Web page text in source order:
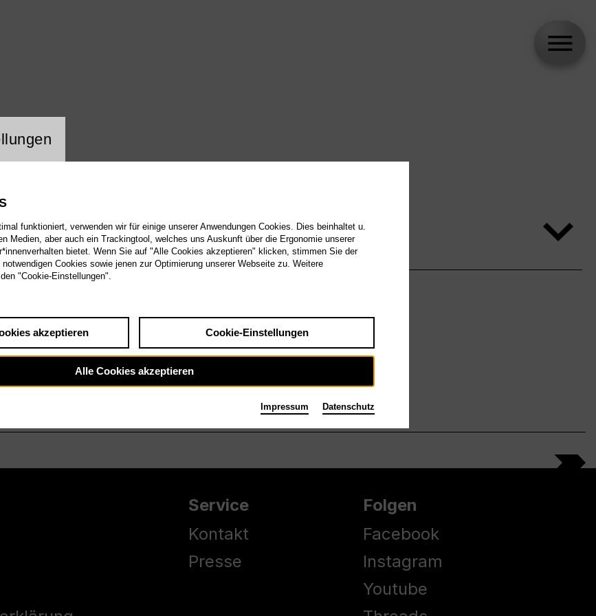
Service
Kontakt
Presse
Folgen
Facebook
Instagram
Youtube
Cookie
funktioniert, verwenden wir für einige unserer Anwendungen Cookies. Dies beinhaltet u.
Medien, aber auch ein Trackingtool, welches uns Auskunft über die Ergonomie unserer
bietet. Wenn Sie auf "Alle Cookies akzeptieren" klicken, stimmen Sie der
Cookies sowie jenen zur Optimierung unserer Webseite zu. Weitere
"Cookie-Einstellungen".
akzeptieren Cookie-Einstellungen
Alle Cookies akzeptieren
Impressum Datenschutz